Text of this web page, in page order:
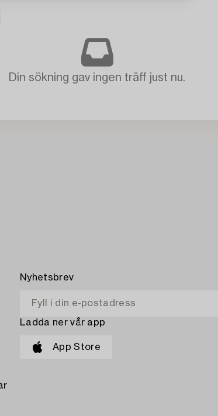
Din sökning gav ingen träff just nu.
Nyhetsbrev
Ladda ner vår app
App Store